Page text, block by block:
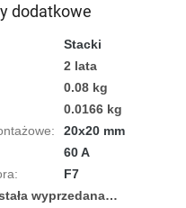
dodatkowe
Stacki
2 lata
0.08 kg
0.0166 kg
:
20x20 mm
60 A
:
F7
wyprzedana…